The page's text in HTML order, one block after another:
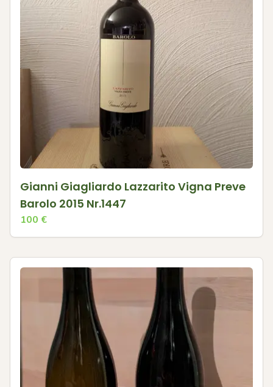
Gianni Giagliardo Lazzarito Vigna Preve
Barolo 2015 Nr.1447
100 €